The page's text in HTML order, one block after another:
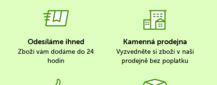
Odesíláme ihned
Zboží vám dodáme do 24
hodin
Kamenná prodejna
Vyzvedněte si zboží v naší
prodejně bez poplatku